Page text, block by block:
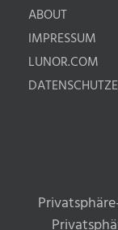
ABOUT
IMPRESSUM
LUNOR.COM